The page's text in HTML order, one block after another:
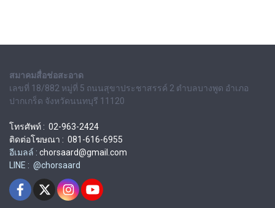
สมาคมสื่อช่อสะอาด
เลขที่ 18/882 หมู่ที่ 5 ถนนสุขาประชาสรรค์ 2 ตำบลบางพูด อำเภอ
ปากเกร็ด จังหวัดนนทบุรี 11120
โทรศัพท์ : 02-963-2424
ติดต่อโฆษณา : 081-616-6955
อีเมลล์ : chorsaard@gmail.com
LINE : @chorsaard